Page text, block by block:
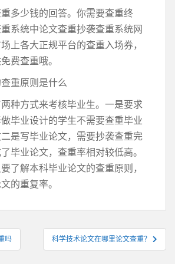
多少钱的回答。你需要查重终
系统中论文查重抄袭查重系统网
上各大正规平台的查重入场券，
费查重哦。
重原则是什么
种方式来考核毕业生。一是要求
毕业设计的学生不需要查重毕业
是写毕业论文，需要抄袭查重完
毕业论文，查重率相对较低高。
了解本科毕业论文的查重原则，
的重复率。
吗 科学技术论文在哪里论文查重？